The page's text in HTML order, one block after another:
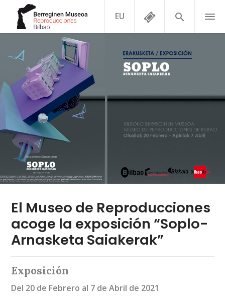
EU
El Museo de Reproducciones
acoge la exposición “Soplo-
Arnasketa Saiakerak”
Exposición
Del 20 de Febrero al 7 de Abril de 2021